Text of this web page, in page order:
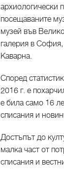
архиологически
посещаваните
музей във
галерия в
Каварна.
Според
2016 г. е
е била само 16
списания и
Достъпът до
малка част от
списания и